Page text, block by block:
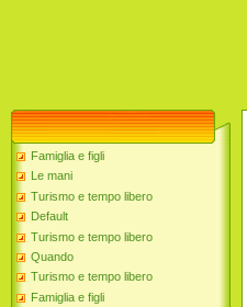
Famiglia e figli
Le mani
Turismo e tempo libero
Default
Turismo e tempo libero
Quando
Turismo e tempo libero
Famiglia e figli